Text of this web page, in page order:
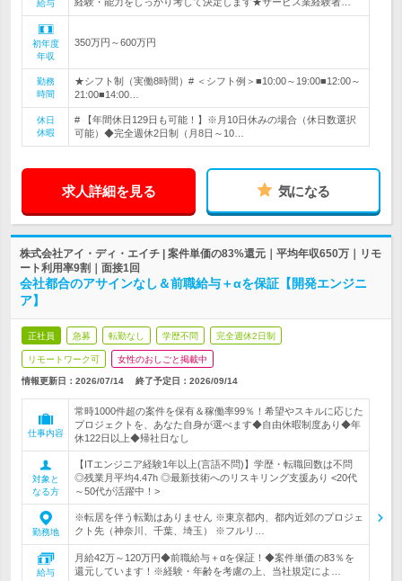
給与
初年度
年収
350万円～600万円
勤務
時間
★シフト制（実働8時間）# ＜シフト例＞■10:00～19:00■12:00～
21:00■14:00…
休日
休暇
# 【年間休日129日も可能！】※月10日休みの場合（休日数選択
可能）◆完全週休2日制（月8日～10…
求人詳細を見る 気になる
株式会社アイ・ディ・エイチ | 案件単価の83%還元｜平均年収650万｜リモ
ート利用率9割｜面接1回
会社都合のアサインなし＆前職給与＋αを保証【開発エンジニ
ア】
正社員 急募 転勤なし 学歴不問 完全週休2日制
リモートワーク可 女性のおしごと掲載中
情報更新日：2026/07/14 終了予定日： 2026/09/14
仕事内容
常時1000件超の案件を保有＆稼働率99％！希望やスキルに応じた
プロジェクトを、あなた自身が選べます◆自由休暇制度あり◆年
休122日以上◆帰社日なし
対象と
なる方
【ITエンジニア経験1年以上(言語不問)】学歴・転職回数は不問
◎残業月平均4.47h ◎最新技術へのリスキリング支援あり <20代
～50代が活躍中！>
勤務地
※転居を伴う転勤はありません ※東京都内、都内近郊のプロジェ
クト先（神奈川、千葉、埼玉） ※フルリ…
給与
月給42万～120万円◆前職給与＋αを保証！◆案件単価の83％を
還元しています！※経験・年齢を考慮の上、当社規定によ…